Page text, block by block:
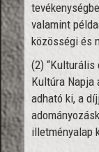
valamint
közösségi és
(2) “Kulturális
Kultúra Napja
adható ki, a
illetményalap